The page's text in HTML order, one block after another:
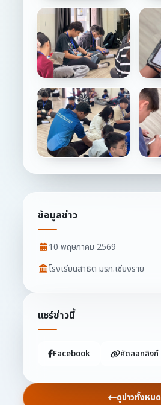
ข้อมูลข่าว
10 พฤษภาคม 2569
โรงเรียนสาธิต มรภ.เชียงราย
แชร์ข่าวนี้
Facebook คัดลอกลิงก์
ดูข่าวทั้งหมด